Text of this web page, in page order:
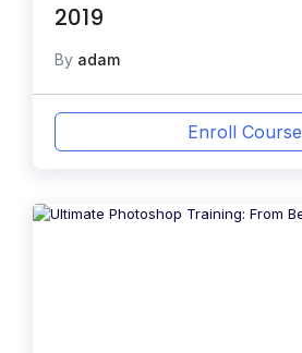
2019
By adam
Enroll Course